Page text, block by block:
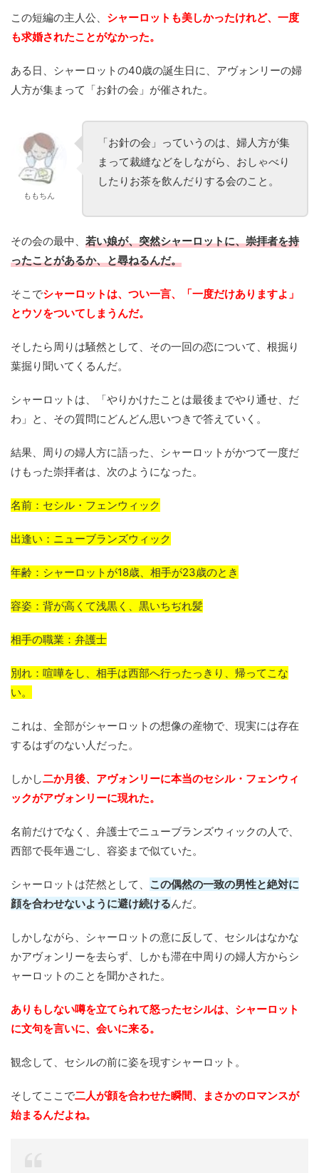
この短編の主人公、 シャーロットも美しかったけれど、一度
も求婚されたことがなかった。
ある日、シャーロットの40歳の誕生日に、アヴォンリーの婦
人方が集まって「お針の会」が催された。
ももちん
「お針の会」っていうのは、婦人方が集
まって裁縫などをしながら、おしゃべり
したりお茶を飲んだりする会のこと。
その会の最中、 若い娘が、突然シャーロットに、崇拝者を持
ったことがあるか、と尋ねるんだ。
そこでシャーロットは、つい一言、「一度だけありますよ」
とウソをついてしまうんだ。
そしたら周りは騒然として、その一回の恋について、根掘り
葉掘り聞いてくるんだ。
シャーロットは、「やりかけたことは最後までやり通せ、だ
わ」と、その質問にどんどん思いつきで答えていく。
結果、周りの婦人方に語った、シャーロットがかつて一度だ
けもった崇拝者は、次のようになった。
名前：セシル・フェンウィック
出逢い：ニューブランズウィック
年齢：シャーロットが18歳、相手が23歳のとき
容姿：背が高くて浅黒く、黒いちぢれ髪
相手の職業：弁護士
別れ：喧嘩をし、相手は西部へ行ったっきり、帰ってこな
い。
これは、全部がシャーロットの想像の産物で、現実には存在
するはずのない人だった。
しかし二か月後、アヴォンリーに本当のセシル・フェンウィ
ックがアヴォンリーに現れた。
名前だけでなく、弁護士でニューブランズウィックの人で、
西部で長年過ごし、容姿まで似ていた。
シャーロットは茫然として、 この偶然の一致の男性と絶対に
顔を合わせないように避け続けるんだ。
しかしながら、シャーロットの意に反して、セシルはなかな
かアヴォンリーを去らず、しかも滞在中周りの婦人方からシ
ャーロットのことを聞かされた。
ありもしない噂を立てられて怒ったセシルは、シャーロット
に文句を言いに、会いに来る。
観念して、セシルの前に姿を現すシャーロット。
そしてここで二人が顔を合わせた瞬間、まさかのロマンスが
始まるんだよね。